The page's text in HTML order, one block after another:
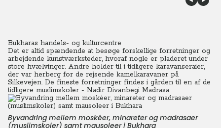
Bukharas handels- og kulturcentre
Det er altid spændende at besøge forskellige forretninger og
arbejdende kunstværksteder, hvoraf nogle er pladeret under
store hvælvinger. Andre holder til i tidligere karavanseraier,
der var herberg for de rejsende kamelkaravaner på
Silkevejen. De fineste forretninger findes i gården til en af de
tidligere muslimskoler - Nadir Divanbegi Madrasa.
Byvandring mellem moskéer, minareter og madrasaer
(muslimskoler) samt mausoleer i Bukhara